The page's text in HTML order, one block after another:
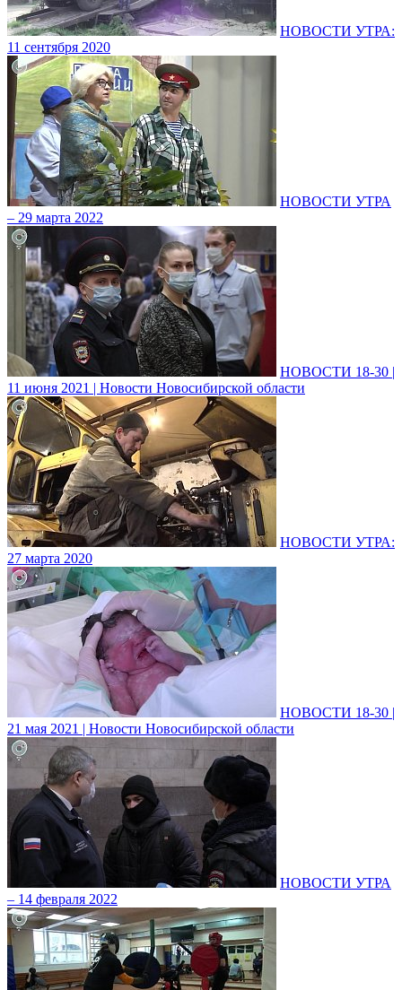
НОВОСТИ УТРА:
11 сентября 2020
НОВОСТИ УТРА
– 29 марта 2022
НОВОСТИ 18-30 |
11 июня 2021 | Новости Новосибирской области
НОВОСТИ УТРА:
27 марта 2020
НОВОСТИ 18-30 |
21 мая 2021 | Новости Новосибирской области
НОВОСТИ УТРА
– 14 февраля 2022